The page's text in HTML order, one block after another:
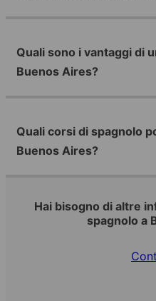
Quali sono i vantaggi di
Buenos Aires?
Quali corsi di spagnolo
Buenos Aires?
Hai bisogno di altre
spagnolo a